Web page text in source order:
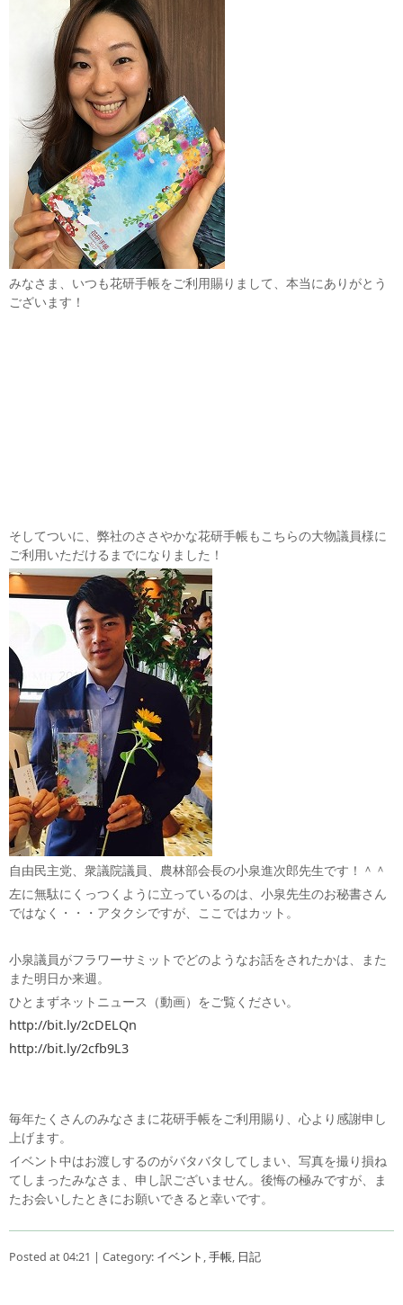
みなさま、いつも花研手帳をご利用賜りまして、本当にありがとう
ございます！
そしてついに、弊社のささやかな花研手帳もこちらの大物議員様に
ご利用いただけるまでになりました！
自由民主党、衆議院議員、農林部会長の小泉進次郎先生です！＾＾
左に無駄にくっつくように立っているのは、小泉先生のお秘書さん
ではなく・・・アタクシですが、ここではカット。
小泉議員がフラワーサミットでどのようなお話をされたかは、また
また明日か来週。
ひとまずネットニュース（動画）をご覧ください。
http://bit.ly/2cDELQn
http://bit.ly/2cfb9L3
毎年たくさんのみなさまに花研手帳をご利用賜り、心より感謝申し
上げます。
イベント中はお渡しするのがバタバタしてしまい、写真を撮り損ね
てしまったみなさま、申し訳ございません。後悔の極みですが、ま
たお会いしたときにお願いできると幸いです。
Posted at 04:21 | Category: イベント ,手帳, 日記